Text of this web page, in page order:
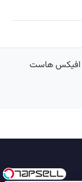
افیکس هاست